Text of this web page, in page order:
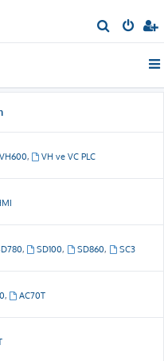
r
VH600,
VH ve VC PLC
, SD100, SD860,
SC3
,
AC70T